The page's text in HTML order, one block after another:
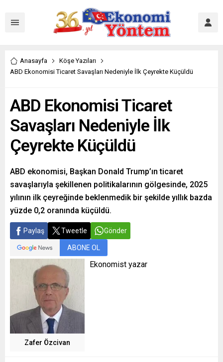
Anasayfa
Köşe Yazıları
ABD Ekonomisi Ticaret Savaşları Nedeniyle İlk Çeyrekte Küçüldü
ABD Ekonomisi Ticaret
Savaşları Nedeniyle İlk
Çeyrekte Küçüldü
ABD ekonomisi, Başkan Donald Trump’ın ticaret
savaşlarıyla şekillenen politikalarının gölgesinde, 2025
yılının ilk çeyreğinde beklenmedik bir şekilde yıllık bazda
yüzde 0,2 oranında küçüldü.
Paylaş Tweetle Gönder
ABONE OL
Zafer Özcivan
Ekonomist yazar